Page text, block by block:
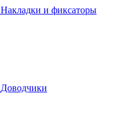
Накладки и фиксаторы
Доводчики